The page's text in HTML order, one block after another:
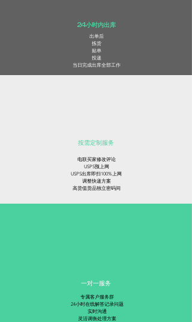
24小时内出库
​出单后
拣货​
贴单
投递
​当日完成出库全部工作
​按需定制服务
电联买家修改评论
USPS预上网
USPS出库即扫100%上网
调整快递方案
​高货值货品独立密码间
​一对一服务
专属客户服务群
24小时在线解答记录问题
​实时沟通
​灵活调衡处理方案